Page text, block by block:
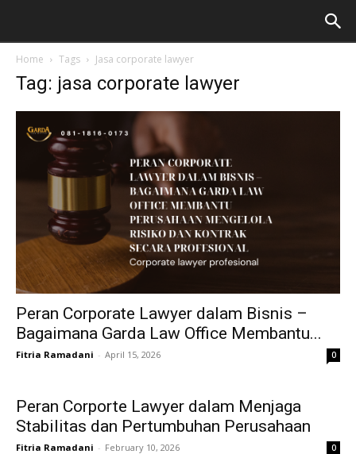
Home Tags Jasa corporate lawyer
Tag: jasa corporate lawyer
Peran Corporate Lawyer dalam Bisnis –
Bagaimana Garda Law Office Membantu...
Fitria Ramadani - April 15, 2026 0
Peran Corporte Lawyer dalam Menjaga
Stabilitas dan Pertumbuhan Perusahaan
Fitria Ramadani - February 10, 2026 0